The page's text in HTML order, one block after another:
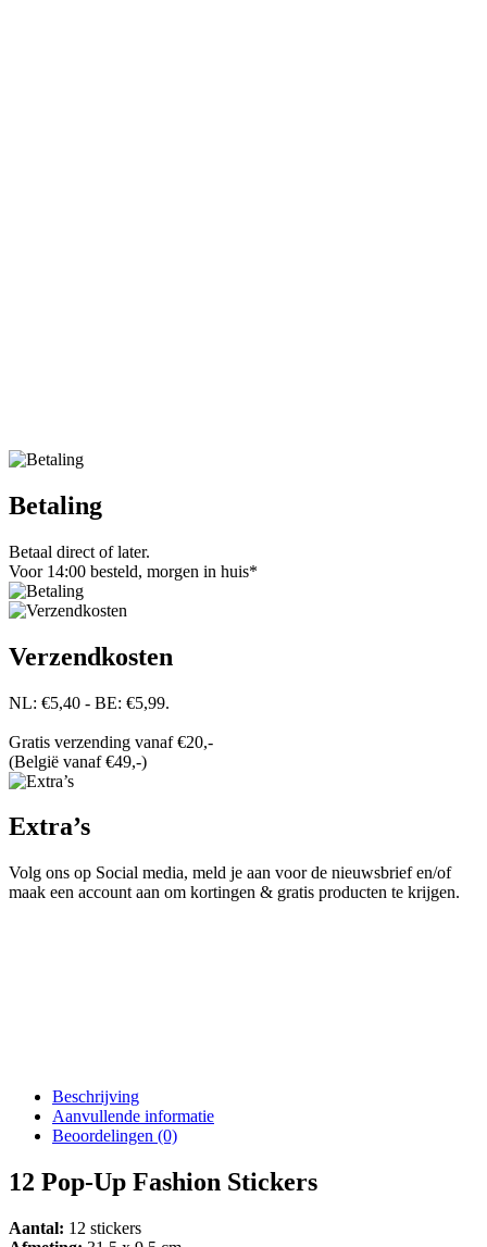
Betaling
Betaal direct of later.
Voor 14:00 besteld, morgen in huis*
Verzendkosten
NL: €5,40 - BE: €5,99.
Gratis verzending vanaf €20,-
(België vanaf €49,-)
Extra’s
Volg ons op Social media, meld je aan voor de nieuwsbrief en/of
maak een account aan om kortingen & gratis producten te krijgen.
Beschrijving
Aanvullende informatie
Beoordelingen (0)
12 Pop-Up Fashion Stickers
Aantal: 12 stickers